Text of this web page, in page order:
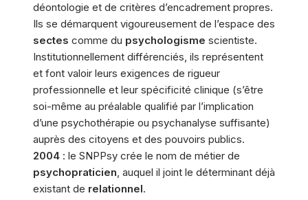
déontologie et de critères d’encadrement propres.
Ils se démarquent vigoureusement de l’espace des
sectes comme du psychologisme scientiste.
Institutionnellement différenciés, ils représentent
et font valoir leurs exigences de rigueur
professionnelle et leur spécificité clinique (s’être
soi-même au préalable qualifié par l’implication
d’une psychothérapie ou psychanalyse suffisante)
auprès des citoyens et des pouvoirs publics.
2004 : le SNPPsy crée le nom de métier de
psychopraticien, auquel il joint le déterminant déjà
existant de relationnel.